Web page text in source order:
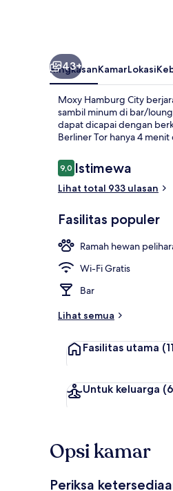
43+
RingkasanKamarLokasi
Moxy Hamburg City
sambil minum di bar/
dapat dicapai dengan
Berliner Tor hanya 4 menit
Ulasan
9,09,0 dari 10
Istimewa
Lihat total 933 ulasan
Fasilitas populer
Ramah hewan
Wi-Fi Gratis
Bar
Lihat semua
Fasilitas utama
Untuk keluarga
Opsi kamar
Periksa